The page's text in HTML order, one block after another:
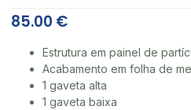
85.00 €
Estrutura em painel de
Acabamento em folha de
1 gaveta alta
1 gaveta baixa